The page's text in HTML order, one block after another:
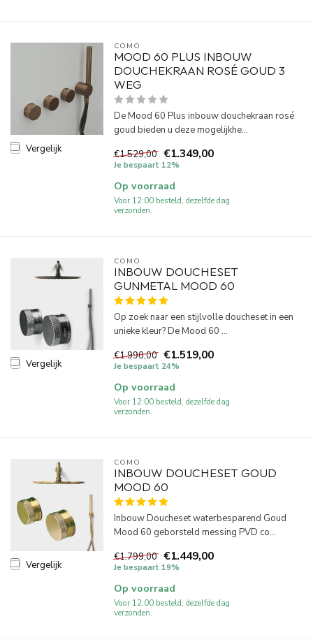
Vergelijk
COMO
MOOD 60 PLUS INBOUW
DOUCHEKRAAN ROSÉ GOUD 3
WEG
De Mood 60 Plus inbouw douchekraan rosé
goud bieden u deze mogelijkhe...
€1.529,00 €1.349,00
Je bespaart 12%
Op voorraad
Voor 12:00 besteld, dezelfde dag
verzonden.
Vergelijk
COMO
INBOUW DOUCHESET
GUNMETAL MOOD 60
Op zoek naar een stijlvolle doucheset in een
unieke kleur? De Mood 60 ...
€1.990,00 €1.519,00
Je bespaart 24%
Op voorraad
Voor 12:00 besteld, dezelfde dag
verzonden.
Vergelijk
COMO
INBOUW DOUCHESET GOUD
MOOD 60
Inbouw Doucheset waterbesparend Goud
Mood 60 geborsteld messing PVD co...
€1.799,00 €1.449,00
Je bespaart 19%
Op voorraad
Voor 12:00 besteld, dezelfde dag
verzonden.